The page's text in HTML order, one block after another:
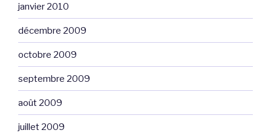
janvier 2010
décembre 2009
octobre 2009
septembre 2009
août 2009
juillet 2009